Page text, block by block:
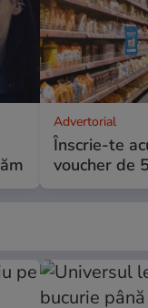
Advertorial
Înscrie-te
voucher de